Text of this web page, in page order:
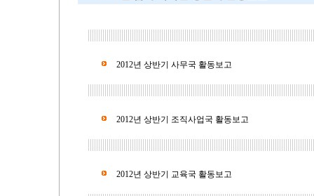
2012년 상반기 사무국 활동보고
2012년 상반기 조직사업국 활동보고
2012년 상반기 교육국 활동보고